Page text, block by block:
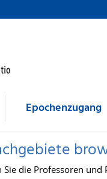
Epochenzugang
Sie die Professoren